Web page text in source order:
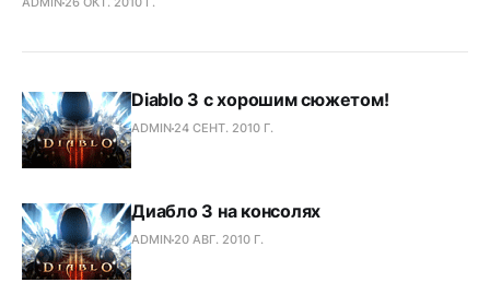
Diablo 3 с хорошим сюжетом!
ADMIN 24 СЕНТ. 2010 Г.
Диабло 3 на консолях
ADMIN 20 АВГ. 2010 Г.